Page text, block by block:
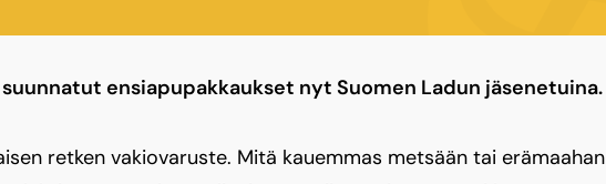
ensiapupakkaukset nyt Suomen Ladun jäsenetuina.
retken vakiovaruste. Mitä kauemmas metsään tai erämaahan